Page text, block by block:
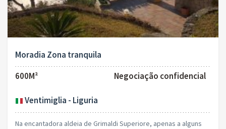
Moradia Zona tranquila
600M²
Negociação confidencial
Ventimiglia - Liguria
Na encantadora aldeia de Grimaldi Superiore, apenas a alguns